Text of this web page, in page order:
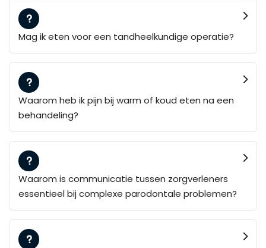
Mag ik eten voor een tandheelkundige operatie?
Waarom heb ik pijn bij warm of koud eten na een
behandeling?
Waarom is communicatie tussen zorgverleners
essentieel bij complexe parodontale problemen?